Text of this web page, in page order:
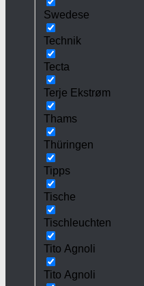
Swedese
Technik
Tecta
Terje Ekstrøm
Thams
Thüringen
Tipps
Tische
Tischleuchten
Tito Agnoli
Tito Agnoli